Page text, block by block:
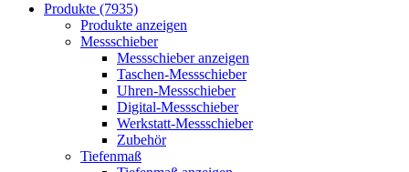
Produkte (7935)
Produkte anzeigen
Messschieber
Messschieber anzeigen
Taschen-Messschieber
Uhren-Messschieber
Digital-Messschieber
Werkstatt-Messschieber
Zubehör
Tiefenmaß